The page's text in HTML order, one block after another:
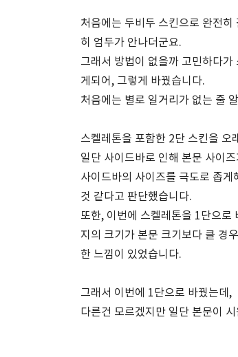
처음에는 두비두 스킨으로 완전
히 엄두가 안나더군요.
그래서 방법이 없을까 고민하다
게되어, 그렇게 바꿨습니다.
처음에는 별로 일거리가 없는 줄
스켈레톤을 포함한 2단 스킨을 오
일단 사이드바로 인해 본문 사이
사이드바의 사이즈를 극도로 좁
것 같다고 판단했습니다.
또한, 이번에 스켈레톤을 1단으로
지의 크기가 본문 크기보다 클 경
한 느낌이 있었습니다.
그래서 이번에 1단으로 바꿨는데,
다른건 모르겠지만 일단 본문이